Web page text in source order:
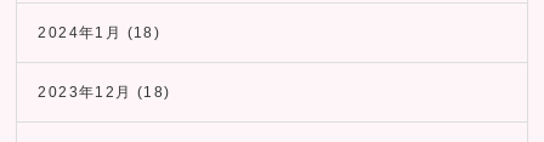
2024年1月 (18)
2023年12月 (18)